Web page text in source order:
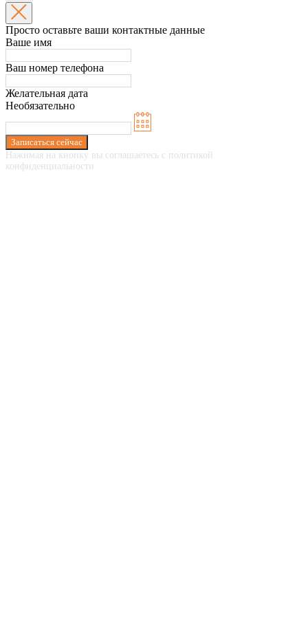
Просто оставьте ваши контактные данные
Ваше имя
Ваш номер телефона
Желательная дата
Необязательно
Записаться сейчас
Нажимая на кнопку вы соглашаетесь с политикой
конфиденциальности